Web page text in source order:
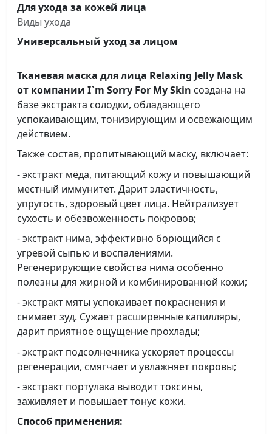
Для ухода за кожей лица
Виды ухода
Универсальный уход за лицом
Тканевая маска для лица Relaxing Jelly Mask
от компании I`m Sorry For My Skin создана на
базе экстракта солодки, обладающего
успокаивающим, тонизирующим и освежающим
действием.
Также состав, пропитывающий маску, включает:
- экстракт мёда, питающий кожу и повышающий
местный иммунитет. Дарит эластичность,
упругость, здоровый цвет лица. Нейтрализует
сухость и обезвоженность покровов;
- экстракт нима, эффективно борющийся с
угревой сыпью и воспалениями.
Регенерирующие свойства нима особенно
полезны для жирной и комбинированной кожи;
- экстракт мяты успокаивает покраснения и
снимает зуд. Сужает расширенные капилляры,
дарит приятное ощущение прохлады;
- экстракт подсолнечника ускоряет процессы
регенерации, смягчает и увлажняет покровы;
- экстракт портулака выводит токсины,
заживляет и повышает тонус кожи.
Способ применения: